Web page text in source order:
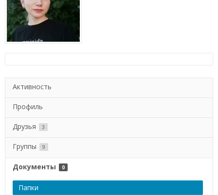
Активность
Профиль
Друзья 3
Группы 9
Документы 0
Папки